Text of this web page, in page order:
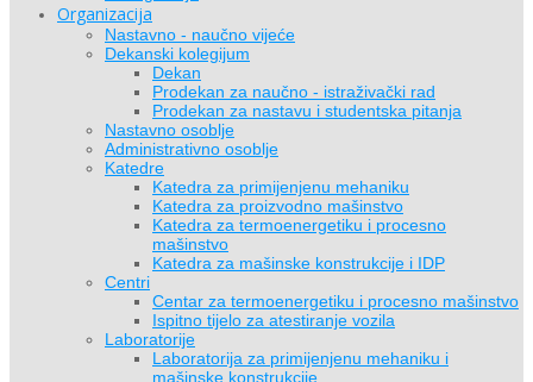
Organizacija
Nastavno - naučno vijeće
Dekanski kolegijum
Dekan
Prodekan za naučno - istraživački rad
Prodekan za nastavu i studentska pitanja
Nastavno osoblje
Administrativno osoblje
Katedre
Katedra za primijenjenu mehaniku
Katedra za proizvodno mašinstvo
Katedra za termoenergetiku i procesno
mašinstvo
Katedra za mašinske konstrukcije i IDP
Centri
Centar za termoenergetiku i procesno mašinstvo
Ispitno tijelo za atestiranje vozila
Laboratorije
Laboratorija za primijenjenu mehaniku i
mašinske konstrukcije